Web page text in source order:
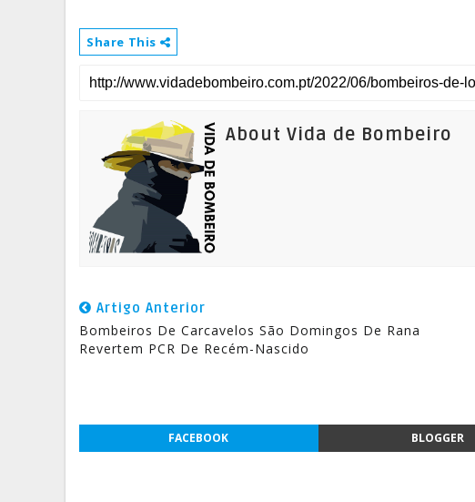
Share This
About Vida de Bombeiro
Artigo Anterior
Bombeiros De Carcavelos São Domingos De Rana
Revertem PCR De Recém-Nascido
FACEBOOK BLOGGER